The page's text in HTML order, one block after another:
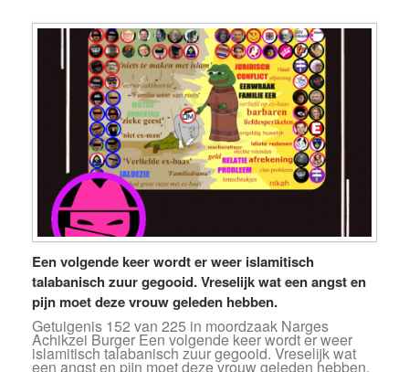
Een volgende keer wordt er weer islamitisch
talabanisch zuur gegooid. Vreselijk wat een angst en
pijn moet deze vrouw geleden hebben.
Getuigenis 152 van 225 in moordzaak Narges
Achikzei Burger Een volgende keer wordt er weer
islamitisch talabanisch zuur gegooid. Vreselijk wat
een angst en pijn moet deze vrouw geleden hebben.